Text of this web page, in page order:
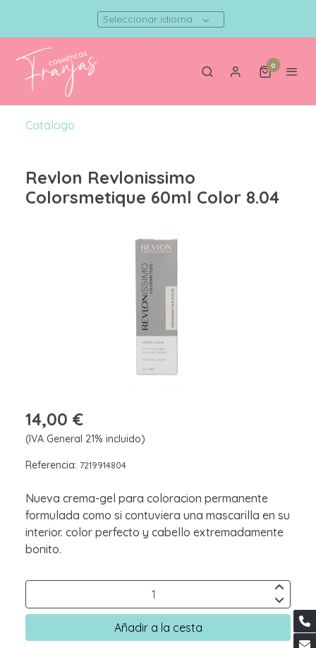
Seleccionar idioma
0
Catálogo
Revlon Revlonissimo
Colorsmetique 60ml Color 8.04
14,00 €
(IVA General 21% incluido)
Referencia: 7219914804
Nueva crema-gel para coloracion permanente
formulada como si contuviera una mascarilla en su
interior. color perfecto y cabello extremadamente
bonito.
Añadir a la cesta